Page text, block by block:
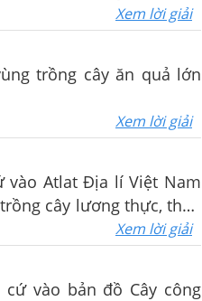
Xem lời giải
trồng cây ăn quả lớn
Xem lời giải
vào Atlat Địa lí Việt Nam
cây lương thực, thực
Xem lời giải
vào bản đồ Cây công